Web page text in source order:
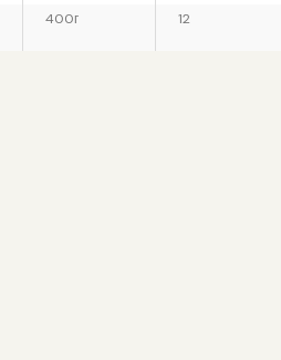
400г 12